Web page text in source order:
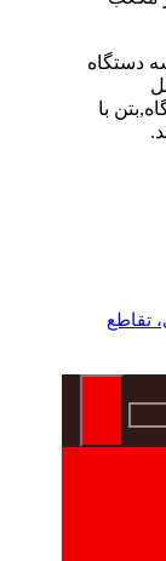
دستگاه
با
تقاطع